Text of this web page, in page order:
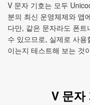
V 문자 기호는 모두
분의 최신 운영체제와 앱
다만, 같은 문자라도 폰
수 있으므로, 실제로 사
이는지 테스트해 보는 것
V 문자